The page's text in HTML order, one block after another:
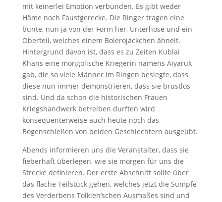
mit keinerlei Emotion verbunden. Es gibt weder
Häme noch Faustgerecke. Die Ringer tragen eine
bunte, nun ja von der Form her, Unterhose und ein
Oberteil, welches einem Bolerojäckchen ähnelt.
Hintergrund davon ist, dass es zu Zeiten Kublai
Khans eine mongolische Kriegerin namens Aiyaruk
gab, die so viele Männer im Ringen besiegte, dass
diese nun immer demonstrieren, dass sie brustlos
sind. Und da schon die historischen Frauen
Kriegshandwerk betreiben durften wird
konsequenterweise auch heute noch das
Bogenschießen von beiden Geschlechtern ausgeübt.
Abends informieren uns die Veranstalter, dass sie
fieberhaft überlegen, wie sie morgen für uns die
Strecke definieren. Der erste Abschnitt sollte über
das flache Teilstück gehen, welches jetzt die Sümpfe
des Verderbens Tolkien’schen Ausmaßes sind und